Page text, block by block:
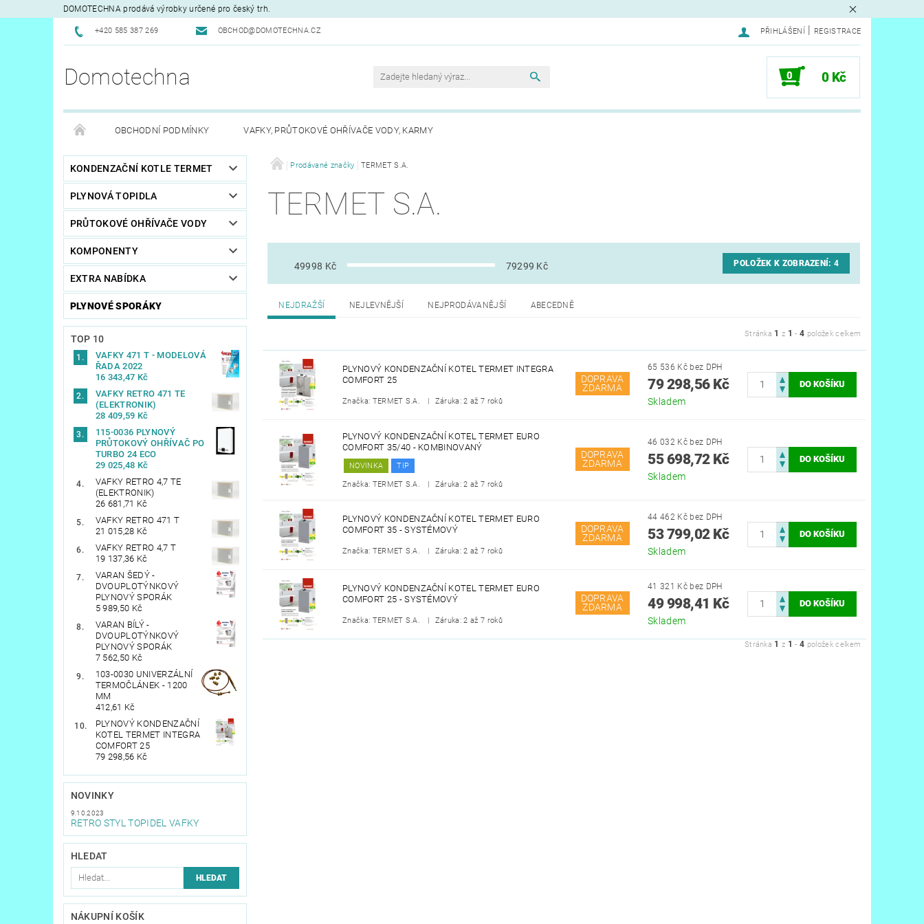
DOMOTECHNA prodává výrobky určené pro český trh.
+420 585 387 269 OBCHOD@DOMOTECHNA.CZ PŘIHLÁŠENÍ REGISTRACE
Domotechna 0 0 Kč
OBCHODNÍ PODMÍNKY VAFKY, PRŮTOKOVÉ OHŘÍVAČE VODY, KARMY
KONDENZAČNÍ KOTLE TERMET
PLYNOVÁ TOPIDLA
PRŮTOKOVÉ OHŘÍVAČE VODY
KOMPONENTY
EXTRA NABÍDKA
PLYNOVÉ SPORÁKY
TOP 10
VAFKY 471 T - MODELOVÁ
ŘADA 2022
16 343,47 Kč
VAFKY RETRO 471 TE
(ELEKTRONIK)
28 409,59 Kč
115-0036 PLYNOVÝ
PRŮTOKOVÝ OHŘÍVAČ PO
TURBO 24 ECO
29 025,48 Kč
VAFKY RETRO 4,7 TE
(ELEKTRONIK)
26 681,71 Kč
VAFKY RETRO 471 T
21 015,28 Kč
VAFKY RETRO 4,7 T
19 137,36 Kč
VARAN ŠEDÝ -
DVOUPLOTÝNKOVÝ
PLYNOVÝ SPORÁK
5 989,50 Kč
VARAN BÍLÝ -
DVOUPLOTÝNKOVÝ
PLYNOVÝ SPORÁK
7 562,50 Kč
103-0030 UNIVERZÁLNÍ
TERMOČLÁNEK - 1200
MM
412,61 Kč
PLYNOVÝ KONDENZAČNÍ
KOTEL TERMET INTEGRA
COMFORT 25
79 298,56 Kč
NOVINKY
9.10.2023
RETRO STYL TOPIDEL VAFKY
HLEDAT
NÁKUPNÍ KOŠÍK
Prodávané značky TERMET S.A.
TERMET S.A.
49998 Kč 79299 Kč POLOŽEK K ZOBRAZENÍ:4
NEJDRAŽŠÍ NEJLEVNĚJŠÍ NEJPRODÁVANĚJŠÍ ABECEDNĚ
Stránka 1 z 1 -4 položek celkem
PLYNOVÝ KONDENZAČNÍ KOTEL TERMET INTEGRA
COMFORT 25
Značka: TERMET S.A. Záruka: 2 až 7 roků
DOPRAVA
ZDARMA
65 536 Kč bez DPH
79 298,56 Kč
Skladem
PLYNOVÝ KONDENZAČNÍ KOTEL TERMET EURO
COMFORT 35/40 - KOMBINOVANÝ
NOVINKA TIP
Značka: TERMET S.A. Záruka: 2 až 7 roků
DOPRAVA
ZDARMA
46 032 Kč bez DPH
55 698,72 Kč
Skladem
PLYNOVÝ KONDENZAČNÍ KOTEL TERMET EURO
COMFORT 35 - SYSTÉMOVÝ
Značka: TERMET S.A. Záruka: 2 až 7 roků
DOPRAVA
ZDARMA
44 462 Kč bez DPH
53 799,02 Kč
Skladem
PLYNOVÝ KONDENZAČNÍ KOTEL TERMET EURO
COMFORT 25 - SYSTÉMOVÝ
Značka: TERMET S.A. Záruka: 2 až 7 roků
DOPRAVA
ZDARMA
41 321 Kč bez DPH
49 998,41 Kč
Skladem
Stránka 1 z 1 -4 položek celkem